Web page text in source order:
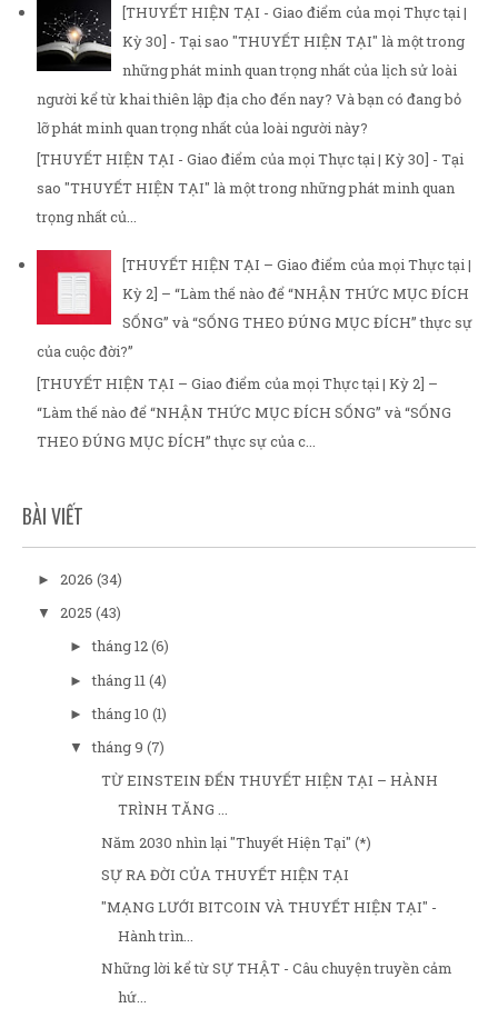
[THUYẾT HIỆN TẠI - Giao điểm của mọi Thực tại |
Kỳ 30] - Tại sao "THUYẾT HIỆN TẠI" là một trong
những phát minh quan trọng nhất của lịch sử loài
người kể từ khai thiên lập địa cho đến nay? Và bạn có đang bỏ
lỡ phát minh quan trọng nhất của loài người này?
[THUYẾT HIỆN TẠI - Giao điểm của mọi Thực tại | Kỳ 30] - Tại
sao "THUYẾT HIỆN TẠI" là một trong những phát minh quan
trọng nhất củ...
[THUYẾT HIỆN TẠI – Giao điểm của mọi Thực tại |
Kỳ 2] – “Làm thế nào để “NHẬN THỨC MỤC ĐÍCH
SỐNG” và “SỐNG THEO ĐÚNG MỤC ĐÍCH” thực sự
của cuộc đời?”
[THUYẾT HIỆN TẠI – Giao điểm của mọi Thực tại | Kỳ 2] –
“Làm thế nào để “NHẬN THỨC MỤC ĐÍCH SỐNG” và “SỐNG
THEO ĐÚNG MỤC ĐÍCH” thực sự của c...
BÀI VIẾT
► 2026 (34)
▼ 2025 (43)
►tháng 12(6)
►tháng 11(4)
►tháng 10 (1)
▼tháng 9 (7)
TỪ EINSTEIN ĐẾN THUYẾT HIỆN TẠI – HÀNH
TRÌNH TĂNG ...
Năm 2030 nhìn lại "Thuyết Hiện Tại" (*)
SỰ RA ĐỜI CỦA THUYẾT HIỆN TẠI
"MẠNG LƯỚI BITCOIN VÀ THUYẾT HIỆN TẠI" -
Hành trìn...
Những lời kể từ SỰ THẬT - Câu chuyện truyền cảm
hứ...